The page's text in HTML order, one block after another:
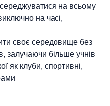
на всьому
на часі,
своє середовище без
залучаючи більше учнів
як клуби, спортивні,